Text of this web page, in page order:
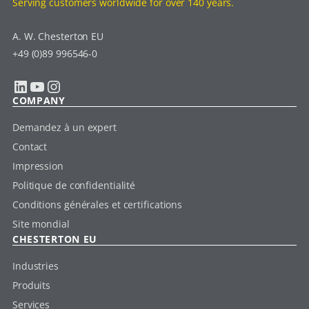
A. W. Chesterton EU
+49 (0)89 996546-0
LinkedIn YouTube Instagram
COMPANY
Demandez à un expert
Contact
Impression
Politique de confidentialité
Conditions générales et certifications
Site mondial
CHESTERTON EU
Industries
Produits
Services